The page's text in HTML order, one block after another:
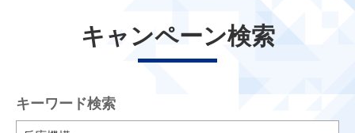
キャンペーン検索
キーワード検索